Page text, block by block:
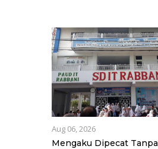
Aug 06, 2026
Mengaku Dipecat Tanpa